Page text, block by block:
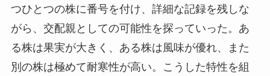
つひとつの株に番号を付け、詳細な記録を残しな
がら、交配親としての可能性を探っていった。あ
る株は果実が大きく、ある株は風味が優れ、また
別の株は極めて耐寒性が高い。こうした特性を組